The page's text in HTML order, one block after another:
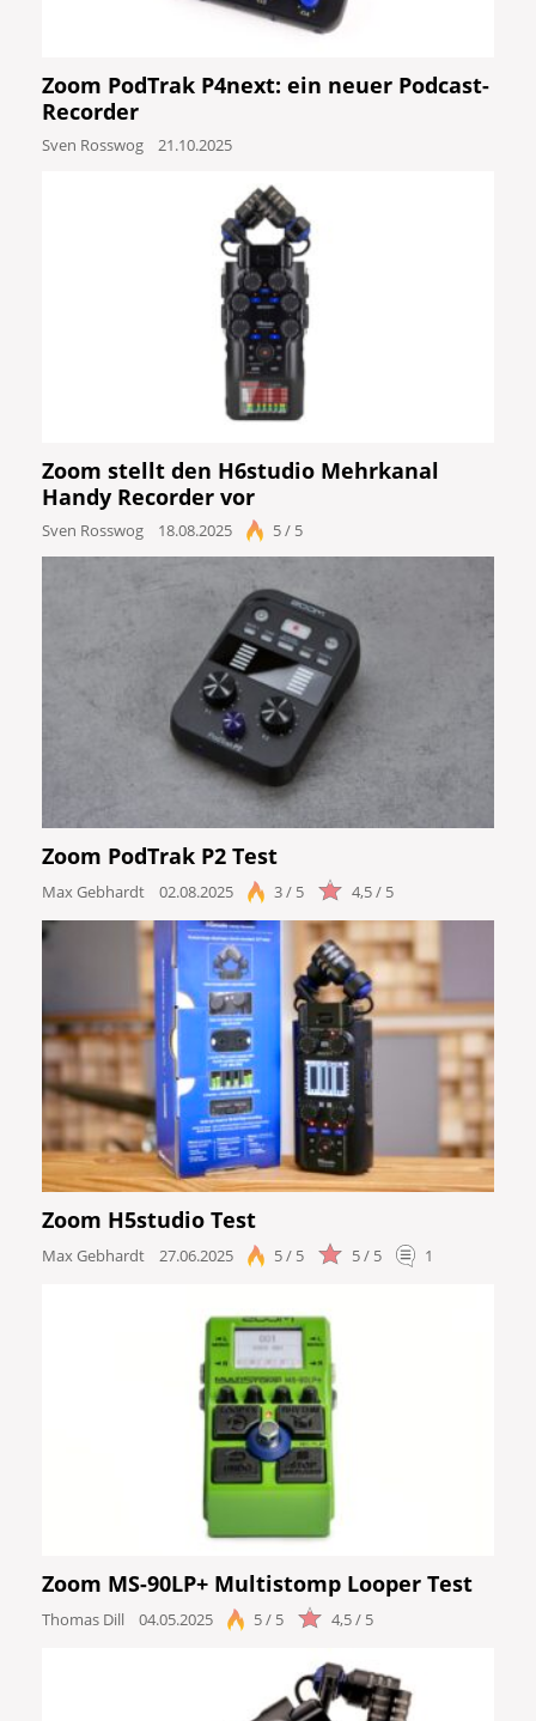
Zoom PodTrak P4next: ein neuer Podcast-
Recorder
Sven Rosswog 21.10.2025
Zoom stellt den H6studio Mehrkanal
Handy Recorder vor
Sven Rosswog 18.08.2025 5 / 5
Zoom PodTrak P2 Test
Max Gebhardt 02.08.2025 3 / 5 4,5 / 5
Zoom H5studio Test
Max Gebhardt 27.06.2025 5 / 5 5 / 5 1
Zoom MS-90LP+ Multistomp Looper Test
Thomas Dill 04.05.2025 5 / 5 4,5 / 5